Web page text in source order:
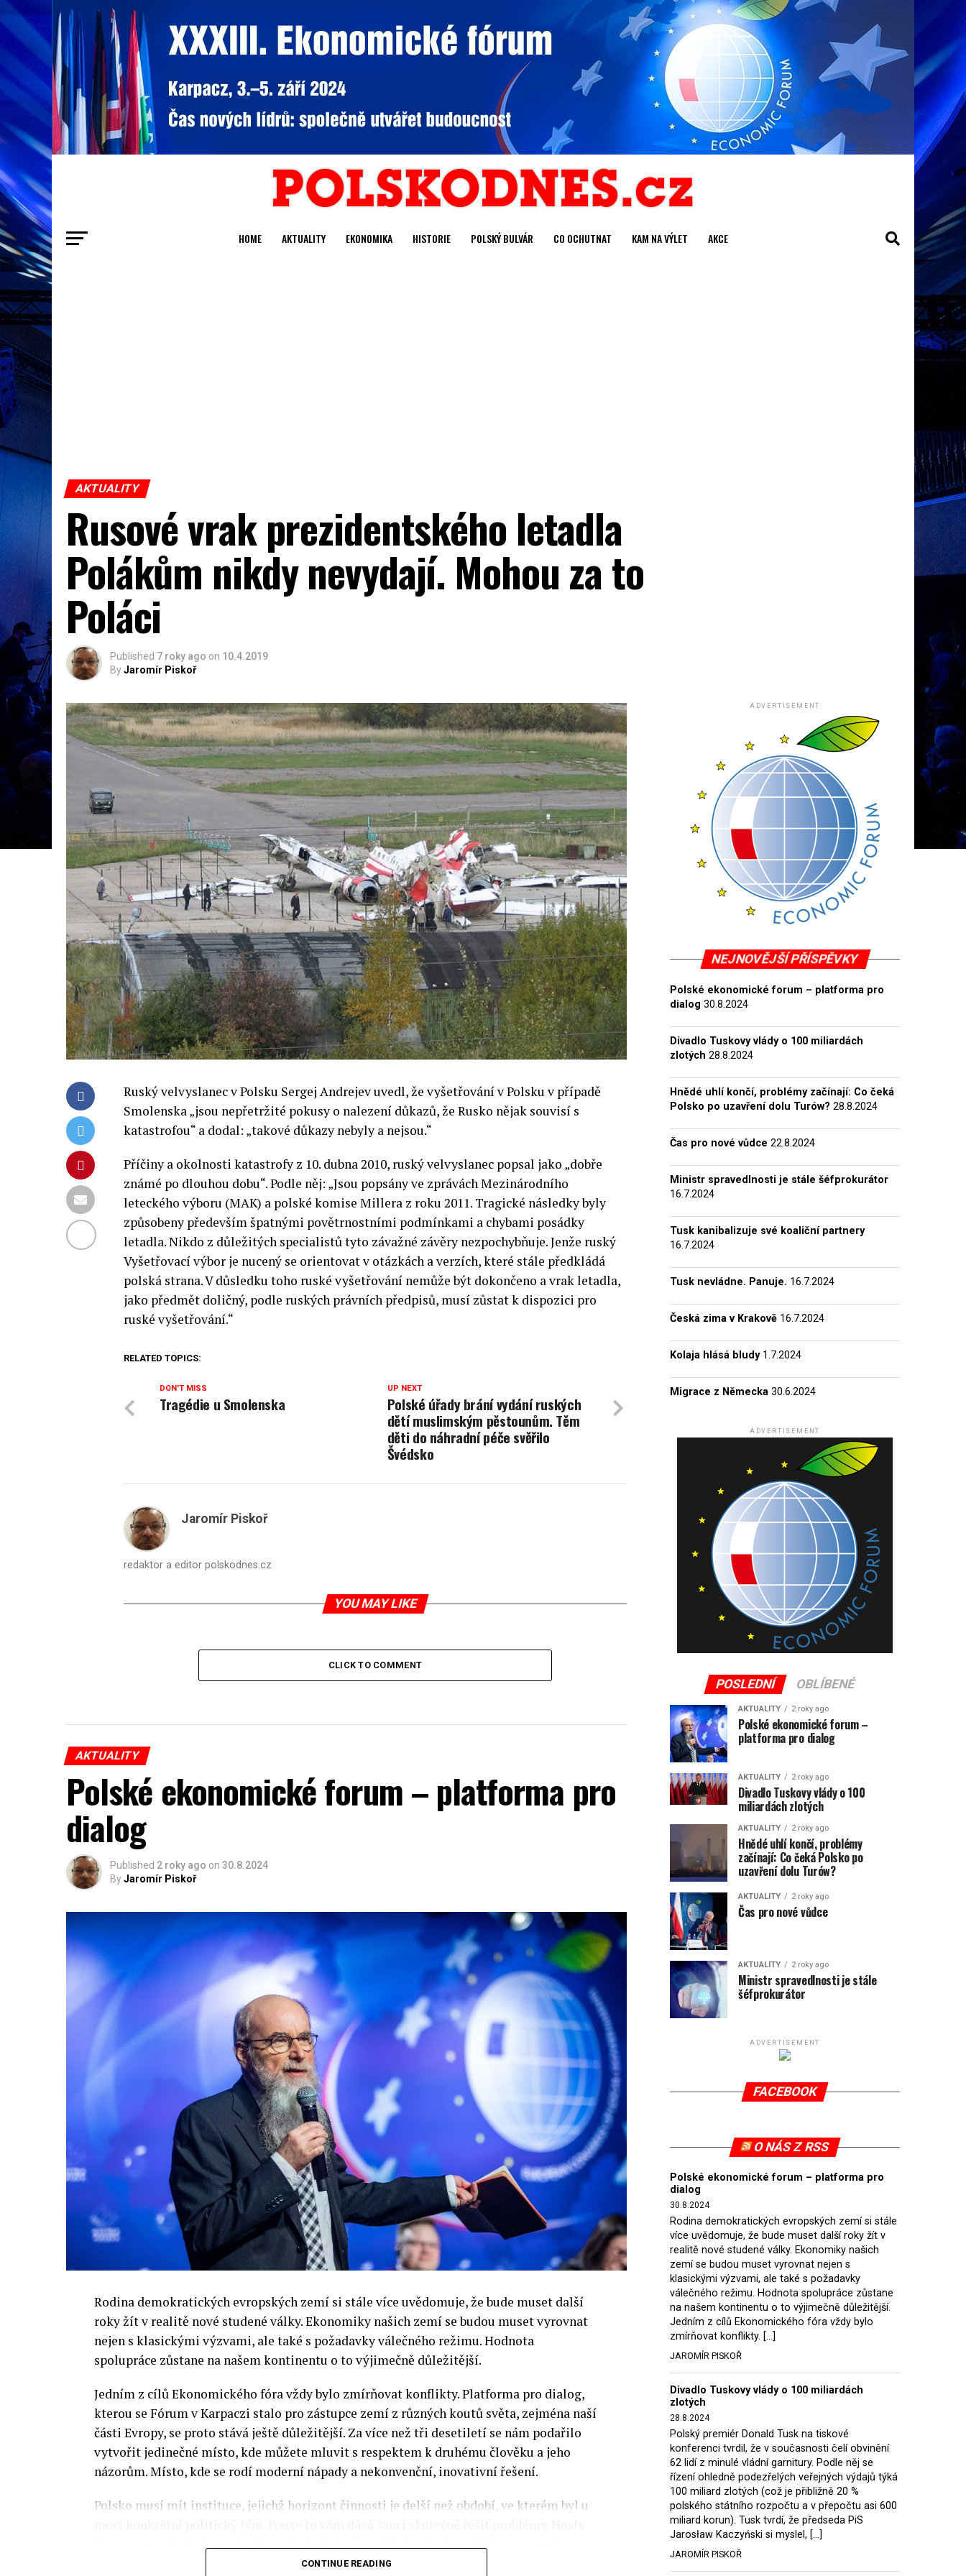
HOME AKTUALITY EKONOMIKA HISTORIE POLSKÝ BULVÁR CO OCHUTNAT KAM NA VÝLET AKCE
AKTUALITY
Rusové vrak prezidentského letadla
Polákům nikdy nevydají. Mohou za to
Poláci
Published 7 roky ago on 10.4.2019
ByJaromír Piskoř
Ruský velvyslanec v Polsku Sergej Andrejev uvedl, že vyšetřování v Polsku v případě
Smolenska „jsou nepřetržité pokusy o nalezení důkazů, že Rusko nějak souvisí s
katastrofou“ a dodal: „takové důkazy nebyly a nejsou.“
Příčiny a okolnosti katastrofy z 10. dubna 2010, ruský velvyslanec popsal jako „dobře
známé po dlouhou dobu“. Podle něj: „Jsou popsány ve zprávách Mezinárodního
leteckého výboru (MAK) a polské komise Millera z roku 2011. Tragické následky byly
způsobeny především špatnými povětrnostními podmínkami a chybami posádky
letadla. Nikdo z důležitých specialistů tyto závažné závěry nezpochybňuje. Jenže ruský
Vyšetřovací výbor je nucený se orientovat v otázkách a verzích, které stále předkládá
polská strana. V důsledku toho ruské vyšetřování nemůže být dokončeno a vrak letadla,
jako předmět doličný, podle ruských právních předpisů, musí zůstat k dispozici pro
ruské vyšetřování.“
RELATED TOPICS:
UP NEXT
Polské úřady brání vydání ruských
dětí muslimským pěstounům. Těm
děti do náhradní péče svěřilo
Švédsko
DON'T MISS
Tragédie u Smolenska
Jaromír Piskoř
redaktor a editor polskodnes.cz
YOU MAY LIKE
CLICK TO COMMENT
AKTUALITY
Polské ekonomické forum – platforma pro
dialog
Published 2 roky ago on 30.8.2024
ByJaromír Piskoř
Rodina demokratických evropských zemí si stále více uvědomuje, že bude muset další
roky žít v realitě nové studené války. Ekonomiky našich zemí se budou muset vyrovnat
nejen s klasickými výzvami, ale také s požadavky válečného režimu. Hodnota
spolupráce zůstane na našem kontinentu o to výjimečně důležitější.
Jedním z cílů Ekonomického fóra vždy bylo zmírňovat konflikty. Platforma pro dialog,
kterou se Fórum v Karpaczi stalo pro zástupce zemí z různých koutů světa, zejména naší
části Evropy, se proto stává ještě důležitější. Za více než tři desetiletí se nám podařilo
vytvořit jedinečné místo, kde můžete mluvit s respektem k druhému člověku a jeho
názorům. Místo, kde se rodí moderní nápady a nekonvenční, inovativní řešení.
Polsko musí mít instituce, jejichž horizont činnosti je delší než období, ve kterém byl u
Fóra jsou prezidenti, předsedové vlád, ministři, politici a představitelé samosprávy,
prezidenti korporací, lidé z kultury, renomovaní vědci, novináři a zástupci nevládních
CONTINUE READING
ADVERTISEMENT
NEJNOVĚJŠÍ PŘÍSPĚVKY
Polské ekonomické forum – platforma pro
dialog 30.8.2024
Divadlo Tuskovy vlády o 100 miliardách
zlotých 28.8.2024
Hnědé uhlí končí, problémy začínají: Co čeká
Polsko po uzavření dolu Turów? 28.8.2024
Čas pro nové vůdce 22.8.2024
Ministr spravedlnosti je stále šéfprokurátor
16.7.2024
Tusk kanibalizuje své koaliční partnery
16.7.2024
Tusk nevládne. Panuje. 16.7.2024
Česká zima v Krakově 16.7.2024
Kolaja hlásá bludy 1.7.2024
Migrace z Německa 30.6.2024
ADVERTISEMENT
POSLEDNÍ OBLÍBENÉ
AKTUALITY 2 roky ago
Polské ekonomické forum –
platforma pro dialog
AKTUALITY 2 roky ago
Divadlo Tuskovy vlády o 100
miliardách zlotých
AKTUALITY 2 roky ago
Hnědé uhlí končí, problémy
začínají: Co čeká Polsko po
uzavření dolu Turów?
AKTUALITY 2 roky ago
Čas pro nové vůdce
AKTUALITY 2 roky ago
Ministr spravedlnosti je stále
šéfprokurátor
ADVERTISEMENT
FACEBOOK
O NÁS Z RSS
Polské ekonomické forum – platforma pro
dialog
30.8.2024
Rodina demokratických evropských zemí si stále
více uvědomuje, že bude muset další roky žít v
realitě nové studené války. Ekonomiky našich
zemí se budou muset vyrovnat nejen s
klasickými výzvami, ale také s požadavky
válečného režimu. Hodnota spolupráce zůstane
na našem kontinentu o to výjimečně důležitější.
Jedním z cílů Ekonomického fóra vždy bylo
zmírňovat konflikty. […]
JAROMÍR PISKOŘ
Divadlo Tuskovy vlády o 100 miliardách
zlotých
28.8.2024
Polský premiér Donald Tusk na tiskové
konferenci tvrdil, že v současnosti čelí obvinění
62 lidí z minulé vládní garnitury. Podle něj se
řízení ohledně podezřelých veřejných výdajů týká
100 miliard zlotých (což je přibližně 20 %
polského státního rozpočtu a v přepočtu asi 600
miliard korun). Tusk tvrdí, že předseda PiS
Jarosław Kaczyński si myslel, […]
JAROMÍR PISKOŘ